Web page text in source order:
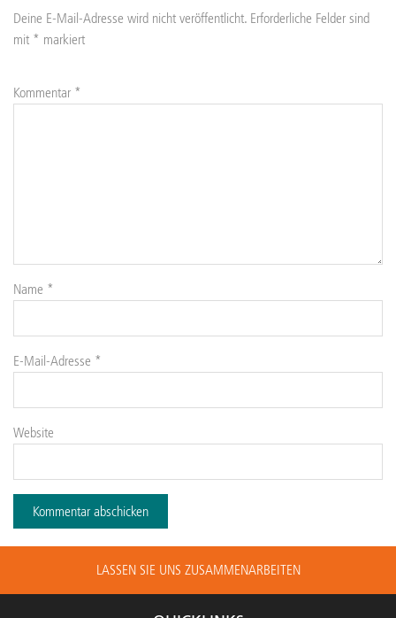
Deine E-Mail-Adresse wird nicht veröffentlicht. Erforderliche Felder sind
mit * markiert
Kommentar *
Name *
E-Mail-Adresse *
Website
LASSEN SIE UNS ZUSAMMENARBEITEN